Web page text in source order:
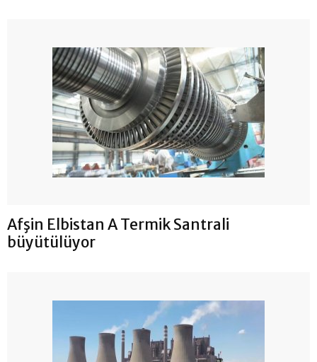
Afşin Elbistan A Termik Santrali
büyütülüyor